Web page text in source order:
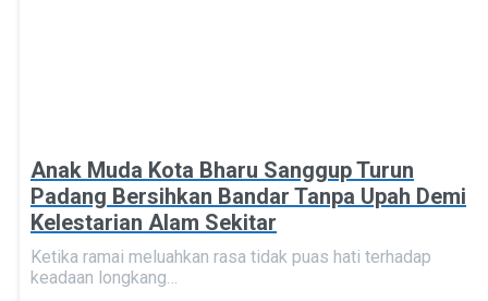
Anak Muda Kota Bharu Sanggup Turun
Padang Bersihkan Bandar Tanpa Upah Demi
Kelestarian Alam Sekitar
Ketika ramai meluahkan rasa tidak puas hati terhadap
keadaan longkang…